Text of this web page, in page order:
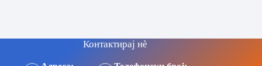
Контактирај нè